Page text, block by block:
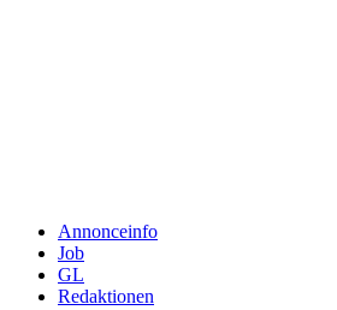
Annonceinfo
Job
GL
Redaktionen